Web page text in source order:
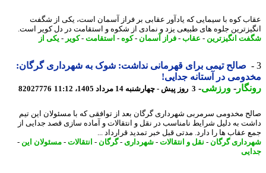
کوه با سیمایی که یادآور عقابی بر فراز آسمان است، یکی از شگفت
جلوه های طبیعی یزد و نمادی از شکوه و استقامت در دل کویر است.
انگیزترین- عقاب-فراز آسمان-کوه-استقامت-کویر-یکی از
صالح تیمی برای قهرمانی نداشت: شوک به شهرداری گرگان:
در آستانه جدایی!
-ورزشی-3 روز پیش - چهارشنبه 14 مرداد 1405، 11:12 82027776
مخدومی سرمربی شهرداری گرگان بعد از توافقی که با مسئولان این تیم
به دلیل شرایط نامناسب در نقل و انتقالات و آماده سازی قصد جدایی از
عقاب ها را دارد. مدتی قبل خبر تمدید قرارداد ...
گرگان -نقل و انتقالات-شهرداری- گرگان -انتقالات-مسئولان این-